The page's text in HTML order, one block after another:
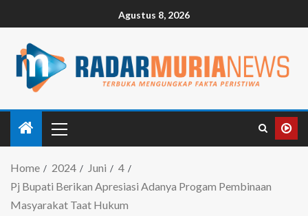
Agustus 8, 2026
Home 2024 Juni
4
Pj Bupati Berikan Apresiasi Adanya Progam Pembinaan
Masyarakat Taat Hukum